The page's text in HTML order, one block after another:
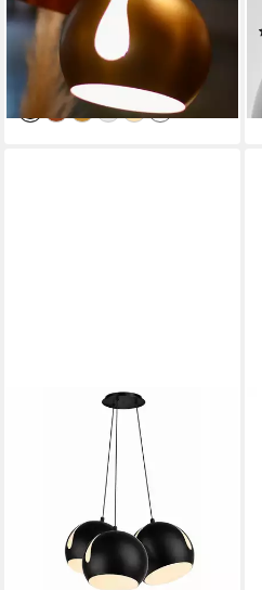
Schwarz
449,00 €
UVP 498,00 €
-10%
lieferbar - in 5-6 Werktagen bei dir